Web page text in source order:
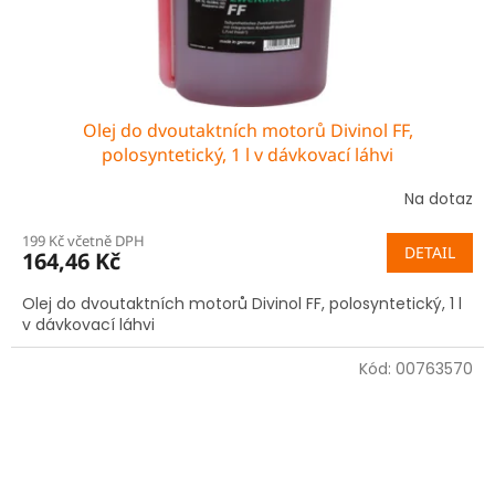
Olej do dvoutaktních motorů Divinol FF,
polosyntetický, 1 l v dávkovací láhvi
Na dotaz
199 Kč včetně DPH
164,46 Kč DETAIL
Olej do dvoutaktních motorů Divinol FF, polosyntetický, 1 l
v dávkovací láhvi
Kód: 00763570